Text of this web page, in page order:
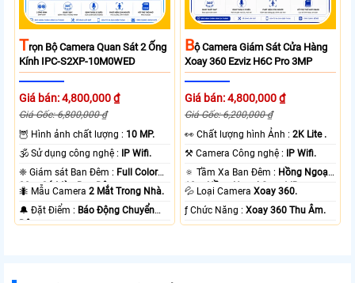
TRọn Bộ Camera Quan Sát 2 Ống
Kính IPC-S2XP-10M0WED
Giá bán: 4,800,000 ₫
Giá Gốc: 6,800,000 ₫
🦉 Hình ảnh chất lượng : 10 MP.
🕉️ Sử dụng công nghệ :
IP Wifi.
❈ Giám sát Ban Đêm : Full Color
20m Có Màu Ban Ðêm.
🐜 Mẫu Camera2 Mắt Trong Nhà.
️🔔 Đặt Điểm : Báo Động Chuyển
Động.
BỘ Camera Giám Sát Cửa Hàng
Xoay 360 Ezviz H6C Pro 3MP
Giá bán: 4,800,000 ₫
Giá Gốc: 6,200,000 ₫
️👀 Chất lượng hình Ảnh :2K Lite .
⚒ Camera Công nghệ :
IP Wifi.
🔅 Tầm Xa Ban Đêm : Hồng Ngoại
10m Hồng Ngoại Smart IR.
💦 Loại CameraXoay 360.
️ƒ Chức Năng :Xoay 360 Thu Âm.